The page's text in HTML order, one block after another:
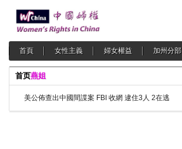
首頁 女性主義 婦女權益 加州分部
首页燕姐
美公佈查出中國間諜案 FBI 收網 逮住3人 2在逃